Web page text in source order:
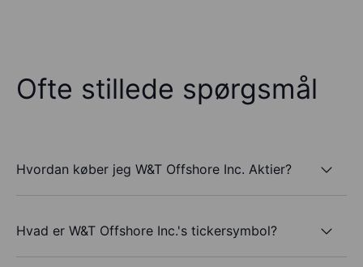
Ofte stillede spørgsmål
Hvordan køber jeg W&T Offshore Inc. Aktier?
Hvad er W&T Offshore Inc.'s tickersymbol?